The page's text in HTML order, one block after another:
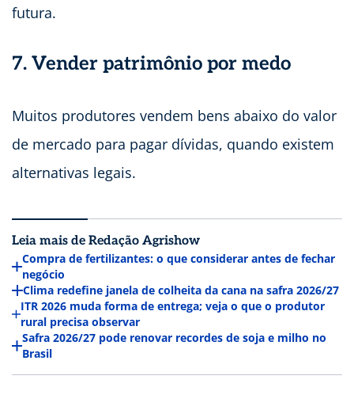
futura.
7. Vender patrimônio por medo
Muitos produtores vendem bens abaixo do valor
de mercado para pagar dívidas, quando existem
alternativas legais.
Leia mais de Redação Agrishow
Compra de fertilizantes: o que considerar antes de fechar
negócio
Clima redefine janela de colheita da cana na safra 2026/27
ITR 2026 muda forma de entrega; veja o que o produtor
rural precisa observar
Safra 2026/27 pode renovar recordes de soja e milho no
Brasil